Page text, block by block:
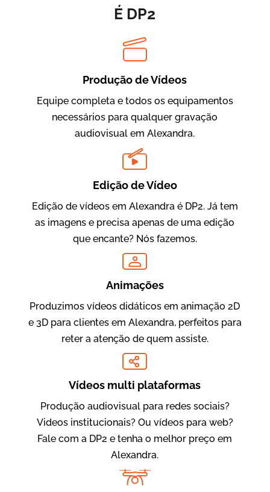
BRF Parceiros
Vídeos de Integração e Segurança
Vídeo Institucional
Amigo Edu
É DP2
Produção de Vídeos
Equipe completa e todos os equipamentos
necessários para qualquer gravação
audiovisual em Alexandra.
Edição de Vídeo
Edição de vídeos em Alexandra é DP2. Já tem
as imagens e precisa apenas de uma edição
que encante? Nós fazemos.
Animações
Produzimos vídeos didáticos em animação 2D
e 3D para clientes em Alexandra, perfeitos para
reter a atenção de quem assiste.
Vídeos multi plataformas
Produção audiovisual para redes sociais?
Videos institucionais? Ou vídeos para web?
Fale com a DP2 e tenha o melhor preço em
Alexandra.